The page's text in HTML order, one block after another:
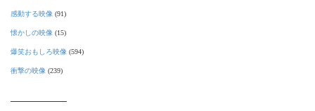
感動する映像 (91)
懐かしの映像 (15)
爆笑おもしろ映像 (594)
衝撃の映像 (239)